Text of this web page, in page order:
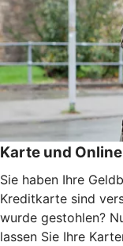
Karte und
Sie haben Ihre
Kreditkarte sind
wurde gestohlen?
lassen Sie Ihre